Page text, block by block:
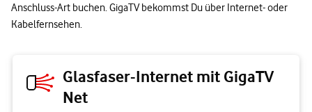
Anschluss-Art buchen. GigaTV bekommst Du über Internet- oder
Kabelfernsehen.
Glasfaser-Internet mit GigaTV
Net